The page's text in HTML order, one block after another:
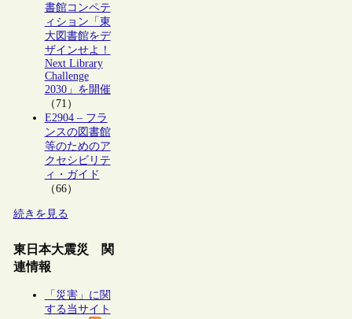
書館コンペテ
ィション「東
大図書館をデ
ザインせよ！
Next Library
Challenge
2030」を開催
（71）
E2904 – フラ
ンスの図書館
等のためのア
クセシビリテ
ィ・ガイド
（66）
続きを見る
東日本大震災 関
連情報
「災害」に関
する当サイト